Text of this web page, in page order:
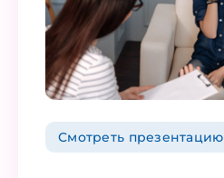
Смотреть презентацию